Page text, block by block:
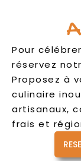
Pour
réservez
Proposez à
culinaire
artisanaux,
frais et